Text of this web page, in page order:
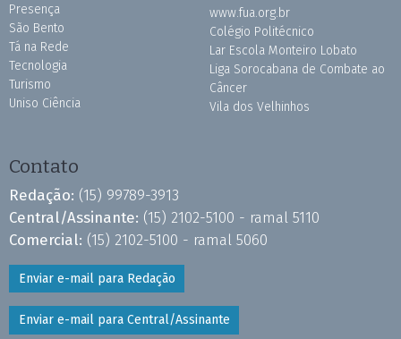
Presença
São Bento
Tá na Rede
Tecnologia
Turismo
Uniso Ciência
www.fua.org.br
Colégio Politécnico
Lar Escola Monteiro Lobato
Liga Sorocabana de Combate ao
Câncer
Vila dos Velhinhos
Contato
Redação: (15) 99789-3913
Central/Assinante: (15) 2102-5100 - ramal 5110
Comercial: (15) 2102-5100 - ramal 5060
Enviar e-mail para Redação
Enviar e-mail para Central/Assinante